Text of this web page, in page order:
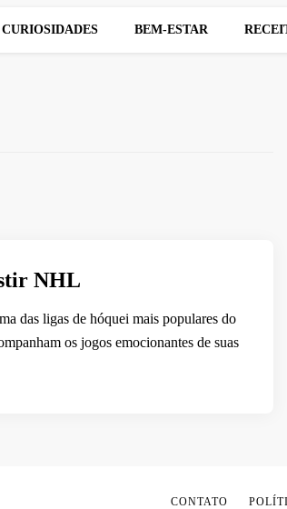
CURIOSIDADES BEM-ESTAR
NHL
das ligas de hóquei mais populares do
os jogos emocionantes de suas
CONTATO